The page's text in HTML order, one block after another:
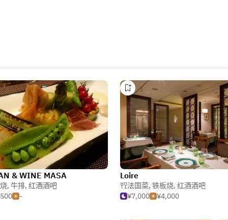
& WINE MASA
, 牛排, 红酒酒吧
-
Loire
法国菜, 铁板烧, 红酒酒吧
¥7,000
¥4,000